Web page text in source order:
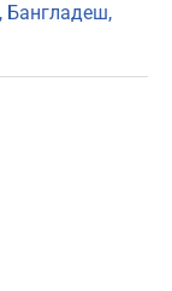
Бангладеш